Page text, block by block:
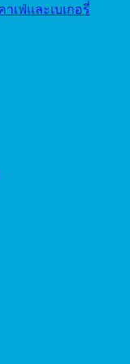
เฟ่และเบเกอรี่